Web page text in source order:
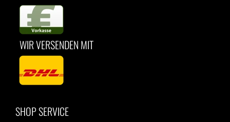
WIR VERSENDEN MIT
SHOP SERVICE